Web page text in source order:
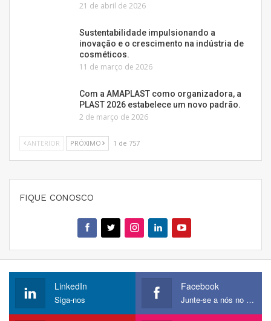
21 de abril de 2026
Sustentabilidade impulsionando a
inovação e o crescimento na indústria de
cosméticos.
11 de março de 2026
Com a AMAPLAST como organizadora, a
PLAST 2026 estabelece um novo padrão.
2 de março de 2026
ANTERIOR PRÓXIMO 1 de 757
FIQUE CONOSCO
LinkedIn
Siga-nos
Facebook
Junte-se a nós no Facebook